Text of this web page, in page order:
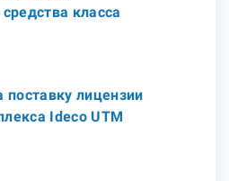
класса
поставку лицензии
Ideco UTM